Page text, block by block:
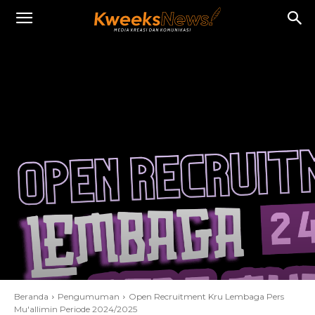
Beranda Pengumuman
Open Recruitment Kru Lembaga Pers
Mu'allimin Periode 2024/2025